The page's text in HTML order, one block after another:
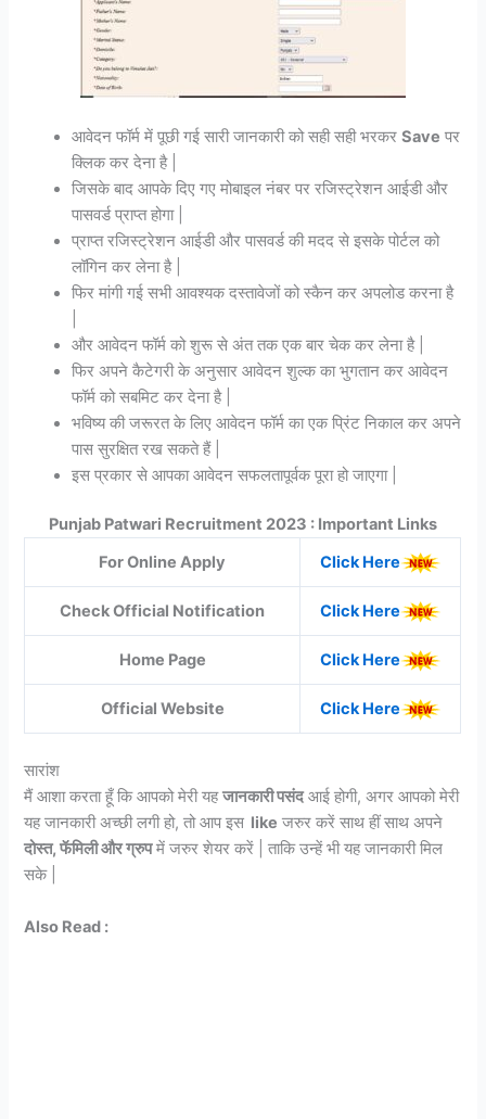
आवेदन फॉर्म में पूछी गई सारी जानकारी को सही सही भरकरSave पर
क्लिक कर देना है |
जिसके बाद आपके दिए गए मोबाइल नंबर पर रजिस्ट्रेशन आईडी और
पासवर्ड प्राप्त होगा |
प्राप्त रजिस्ट्रेशन आईडी और पासवर्ड की मदद से इसके पोर्टल को
लॉगिन कर लेना है |
फिर मांगी गई सभी आवश्यक दस्तावेजों को स्कैन कर अपलोड करना है
और आवेदन फॉर्म को शुरू से अंत तक एक बार चेक कर लेना है |
फिर अपने कैटेगरी के अनुसार आवेदन शुल्क का भुगतान कर आवेदन
फॉर्म को सबमिट कर देना है |
भविष्य की जरूरत के लिए आवेदन फॉर्म का एक प्रिंट निकाल कर अपने
पास सुरक्षित रख सकते हैं |
इस प्रकार से आपका आवेदन सफलतापूर्वक पूरा हो जाएगा |
Punjab Patwari Recruitment 2023 : Important Links
For Online Apply
Click Here
Check Official Notification Click Here
Home Page Click Here
Official Website Click Here
सारांश
मैं आशा करता हूँ कि आपको मेरी यहजानकारी पसंदआई होगी, अगर आपको मेरी
यह जानकारी अच्छी लगी हो, तो आप इस like जरुर करें साथ हीं साथ अपने
दोस्त, फॅमिली और ग्रुपमें जरुर शेयर करें | ताकि उन्हें भी यह जानकारी मिल
सके |
Also Read :